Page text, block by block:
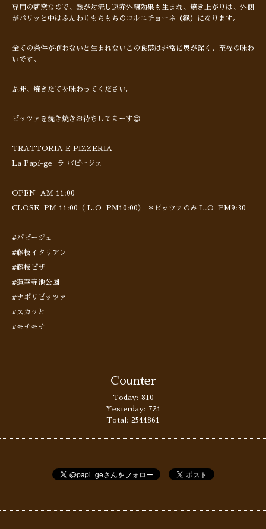
専用の薪窯なので、熱が対流し遠赤外線効果も生まれ、焼き上がりは、外側
がパリッと中はふんわりもちもちのコルニチョーネ（縁）になります。
全ての条件が揃わないと生まれないこの食感は非常に奥が深く、至福の味わ
いです。
是非、焼きたてを味わってください。
ピッツァを焼き焼きお待ちしてまーす😊
TRATTORIA E PIZZERIA
La Papi-ge ラ パピージェ
OPEN AM 11:00
CLOSE PM 11:00（ L.O PM10:00） ＊ピッツァのみ L.O PM9:30
#パピージェ
#藤枝イタリアン
#藤枝ピザ
#蓮華寺池公園
#ナポリピッツァ
#スカッと
#モチモチ
Counter
Today: 810
Yesterday: 721
Total: 2544861